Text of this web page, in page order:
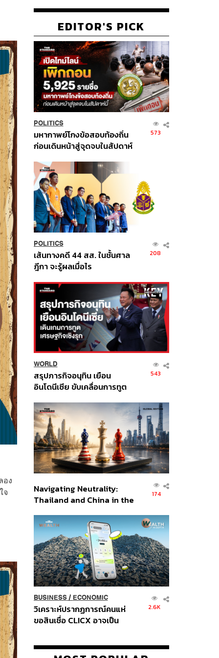
อง
จ
EDITOR'S PICK
POLITICS
มหากาพย์โกงข้อสอบท้องถิ่น
ก่อนเดินหน้าสู่จุดจบในสัปดาห์
573
POLITICS
เส้นทางคดี 44 สส. ในชั้นศาล
ฎีกา จะรู้ผลเมื่อไร
208
WORLD
สรุปภารกิจอนุทิน เยือน
อินโดนีเซีย ขับเคลื่อนการทูต
ส่วนยุทธศาสตร์ไทย –
อินโดนีเซีย
543
Navigating Neutrality:
Thailand and China in the
Order
174
BUSINESS/ ECONOMIC
วิเคราะห์ปรากฏการณ์คนแห่
ขอสินเชื่อ CLICX อาจเป็น
ปัญหาหนี้ครัวเรือนไทยที่ถูกซุก
2.6K